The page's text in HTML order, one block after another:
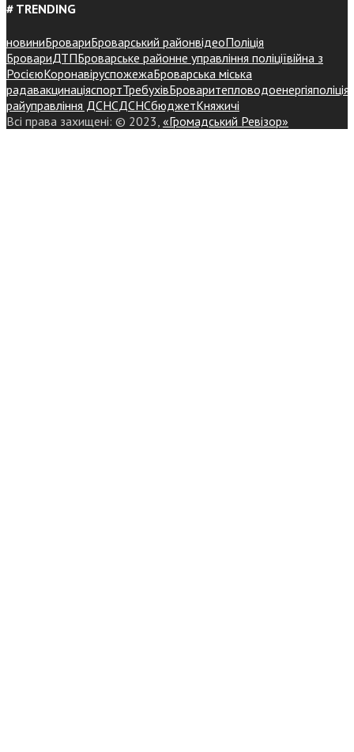
# TRENDING
новиниБровариБроварський районвідеоПоліція
БровариДТПБроварське районне управління поліціївійна з
РосієюКоронавіруспожежаБроварська міська
радавакцинаціяспортТребухівБроваритепловодоенергіяполіція
райуправління ДСНСДСНСбюджетКняжичі
Всі права захищені: © 2023, «Громадський Ревізор»